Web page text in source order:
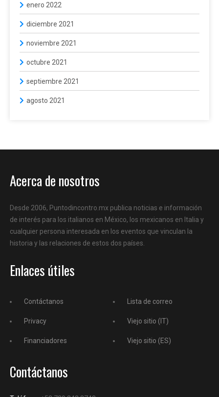
enero 2022
diciembre 2021
noviembre 2021
octubre 2021
septiembre 2021
agosto 2021
Acerca de nosotros
Desde 2006, Puntodincontro.mx publica noticias e información
de interés para los italianos en México, los mexicanos en Italia y
cualquier persona interesada en los eventos que vinculan la
historia y las relaciones de estos dos países.
Enlaces útiles
Contáctanos
Privacy
Financiadores
Lista de correo
Viejo sitio (IT)
Viejo sitio (ES)
Contáctanos